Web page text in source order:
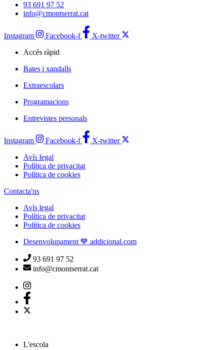
93 691 97 52
info@cmontserrat.cat
Instagram Facebook-f
X-twitter
Accés ràpid
Bates i xandalls
Extraescolars
Programacions
Entrevistes personals
Instagram Facebook-f
X-twitter
Avís legal
Política de privacitat
Política de cookies
Contacta'ns
Avís legal
Política de privacitat
Política de cookies
Desenvolupament 💙 addicional.com
93 691 97 52
info@cmontserrat.cat
L'escola